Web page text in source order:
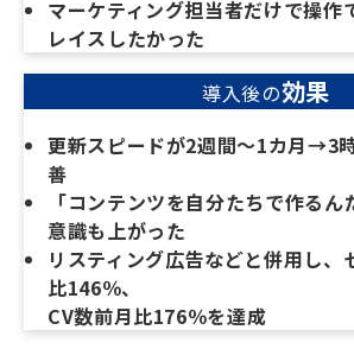
マーケティング担当者だけで操作
レイスしたかった
導入後の効果
更新スピードが2週間～1カ月→3
善
「コンテンツを自分たちで作る
意識も上がった
リスティング広告などと併用し、
比146％、
CV数前月比176％を達成